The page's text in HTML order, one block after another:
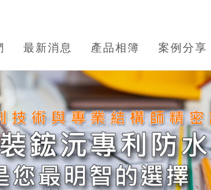
最新消息 產品相簿 案例分享